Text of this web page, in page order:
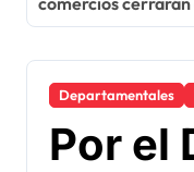
Departamentales
Por el